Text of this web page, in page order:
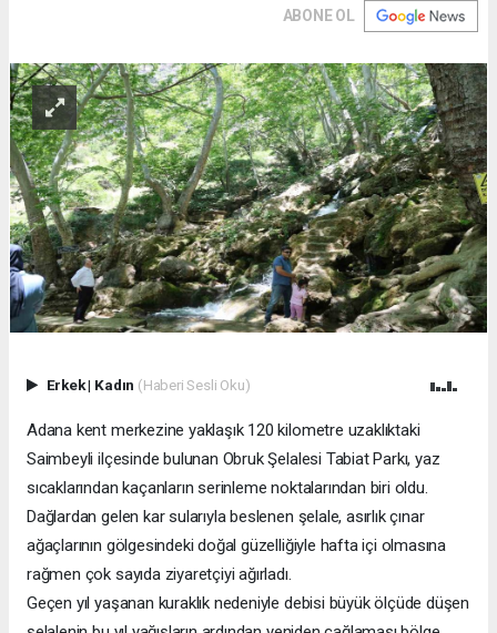
ABONE OL
Erkek| Kadın (Haberi Sesli Oku)
Adana kent merkezine yaklaşık 120 kilometre uzaklıktaki
Saimbeyli ilçesinde bulunan Obruk Şelalesi Tabiat Parkı, yaz
sıcaklarından kaçanların serinleme noktalarından biri oldu.
Dağlardan gelen kar sularıyla beslenen şelale, asırlık çınar
ağaçlarının gölgesindeki doğal güzelliğiyle hafta içi olmasına
rağmen çok sayıda ziyaretçiyi ağırladı.
Geçen yıl yaşanan kuraklık nedeniyle debisi büyük ölçüde düşen